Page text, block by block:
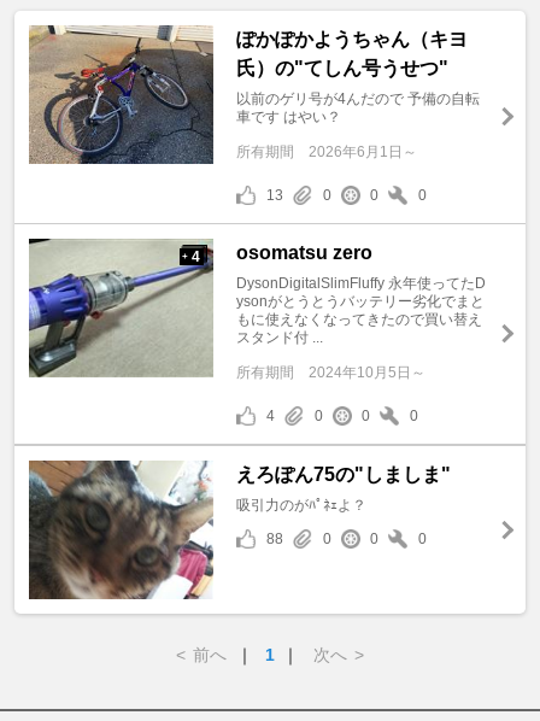
ぽかぽかようちゃん（キヨ
氏）の"てしん号うせつ"
以前のゲリ号が4んだので 予備の自転
車です はやい？
所有期間 2026年6月1日～
13 0 0 0
+ 4 osomatsu zero
DysonDigitalSlimFluffy 永年使ってたD
ysonがとうとうバッテリー劣化でまと
もに使えなくなってきたので買い替え
スタンド付 ...
所有期間 2024年10月5日～
4 0 0 0
えろぽん75の"しましま"
吸引力のがﾊﾟﾈｪよ？
88
0 0 0
< 前へ ｜ 1 ｜ 次へ >